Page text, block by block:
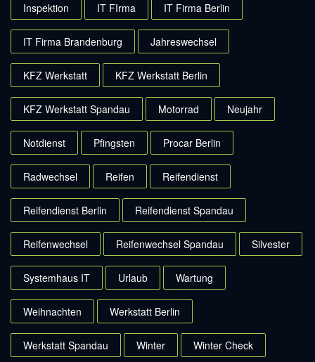
Inspektion IT FIrma IT Firma Berlin
IT Firma Brandenburg Jahreswechsel
KFZ Werkstatt KFZ Werkstatt Berlin
KFZ Werkstatt Spandau Motorrad Neujahr
Notdienst Pfingsten Procar Berlin
Radwechsel Reifen Reifendienst
Reifendienst Berlin Reifendienst Spandau
Reifenwechsel Reifenwechsel Spandau Silvester
Systemhaus IT Urlaub Wartung
Weihnachten Werkstatt Berlin
Werkstatt Spandau Winter Winter Check